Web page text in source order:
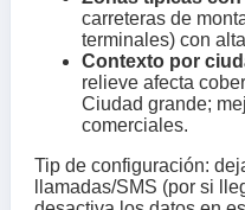
carreteras de
terminales) con
Contexto por
relieve afecta
Ciudad grande;
comerciales.
Tip de configuración:
llamadas/SMS (por si